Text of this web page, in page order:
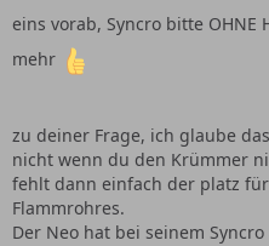
Kleine Einschätzung
LG,
Matse
eins vorab, Syncro bitte OHNE
mehr
zu deiner Frage, ich glaube
nicht wenn du den Krümmer
fehlt dann einfach der platz
Flammrohres.
Der Neo hat bei seinem